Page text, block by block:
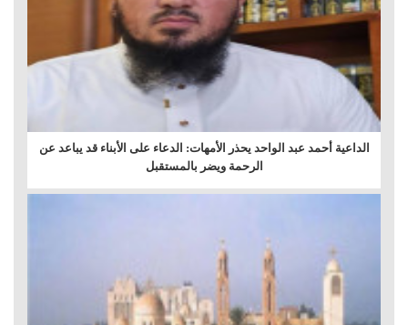
الداعية أحمد عبد الواحد يحذر الأمهات: الدعاء على الأبناء قد يباعد عن
الرحمة ويضر بالمستقبل